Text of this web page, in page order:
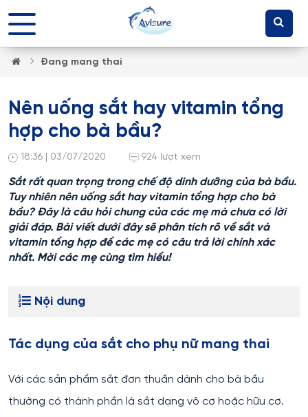
Đang mang thai
Nên uống sắt hay vitamin tổng
hợp cho bà bầu?
18:36 | 03/07/2020 924 lượt xem
Sắt rất quan trọng trong chế độ dinh dưỡng của bà bầu.
Tuy nhiên nên uống sắt hay vitamin tổng hợp cho bà
bầu? Đây là câu hỏi chung của các mẹ mà chưa có lời
giải đáp. Bài viết dưới đây sẽ phân tích rõ về sắt và
vitamin tổng hợp để các mẹ có câu trả lời chính xác
nhất. Mời các mẹ cùng tìm hiểu!
Nội dung
Tác dụng của sắt cho phụ nữ mang thai
Với các sản phẩm sắt đơn thuần dành cho bà bầu
thường có thành phần là sắt dạng vô cơ hoặc hữu cơ.